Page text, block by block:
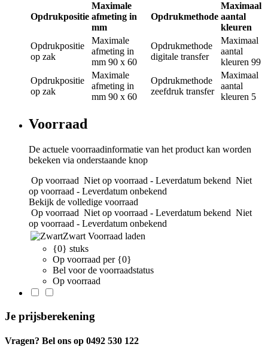
Opdrukpositie
Maximale
afmeting in
mm
Opdrukmethode
Maximaal
aantal
kleuren
Opdrukpositie
op zak
Maximale
afmeting in
mm 90 x 60
Opdrukmethode
digitale transfer
Maximaal
aantal
kleuren 99
Opdrukpositie
op zak
Maximale
afmeting in
mm 90 x 60
Opdrukmethode
zeefdruk transfer
Maximaal
aantal
kleuren 5
Voorraad
De actuele voorraadinformatie van het product kan worden
bekeken via onderstaande knop
Op voorraad Niet op voorraad - Leverdatum bekend Niet
op voorraad - Leverdatum onbekend
Bekijk de volledige voorraad
Op voorraad Niet op voorraad - Leverdatum bekend Niet
op voorraad - Leverdatum onbekend
Zwart Voorraad laden
{0} stuks
Op voorraad per {0}
Bel voor de voorraadstatus
Op voorraad
Je prijsberekening
Vragen? Bel ons op 0492 530 122